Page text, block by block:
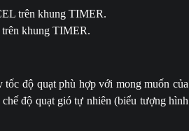
trên khung TIMER.
khung TIMER.
độ quạt phù hợp với mong muốn của
độ quạt gió tự nhiên (biểu tượng hình